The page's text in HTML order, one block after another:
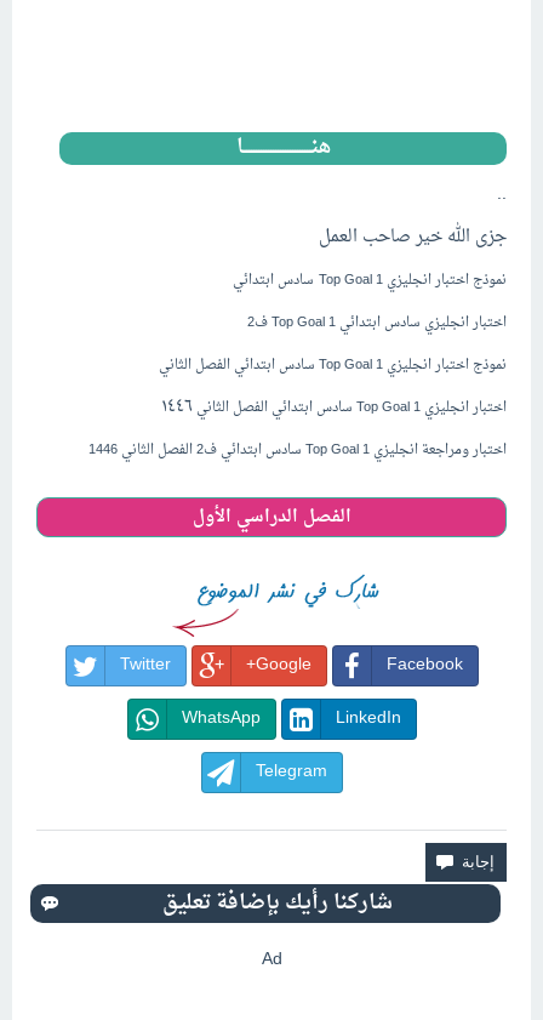
هنــــــــــــــــــــــــــــا
..
جزى الله خير صاحب العمل
نموذج اختبار انجليزيTop Goal 1 سادس ابتدائي
اختبار انجليزي سادس ابتدائي Top Goal 1 ف2
نموذج اختبار انجليزي Top Goal 1 سادس ابتدائي الفصل الثاني
اختبار انجليزي Top Goal 1 سادس ابتدائي الفصل الثاني
١٤٤٦
اختبار ومراجعة انجليزي Top Goal 1 سادس ابتدائي ف2 الفصل الثاني 1446
الفصل الدراسي الأول
Facebook
Google+
Twitter
LinkedIn
WhatsApp
Telegram
Ad